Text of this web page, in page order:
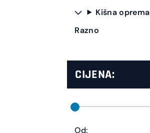
Kišna oprema
Razno
CIJENA:
Od: